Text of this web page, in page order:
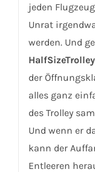
jeden
Unrat
werden. Und
der
alles ganz
des Trolley
Und wenn er
kann der
Entleeren